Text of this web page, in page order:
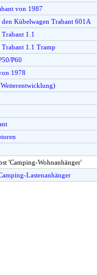
von 1987
Kübelwagen Trabant 601A
1.1
1.1 Tramp
P60
1978
'Camping-Wohnanhänger'
Lastenanhänger